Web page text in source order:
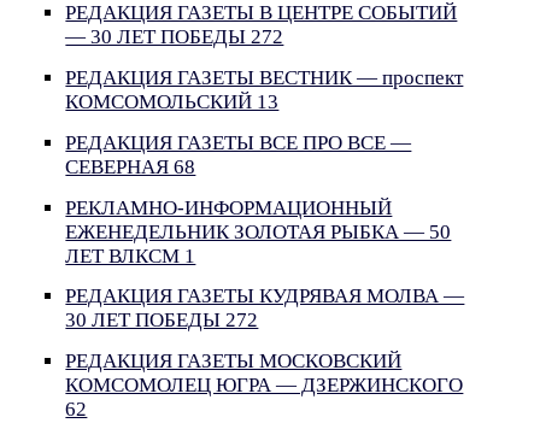
РЕДАКЦИЯ ГАЗЕТЫ В ЦЕНТРЕ СОБЫТИЙ
— 30 ЛЕТ ПОБЕДЫ 272
РЕДАКЦИЯ ГАЗЕТЫ ВЕСТНИК — проспект
КОМСОМОЛЬСКИЙ 13
РЕДАКЦИЯ ГАЗЕТЫ ВСЕ ПРО ВСЕ —
СЕВЕРНАЯ 68
РЕКЛАМНО-ИНФОРМАЦИОННЫЙ
ЕЖЕНЕДЕЛЬНИК ЗОЛОТАЯ РЫБКА — 50
ЛЕТ ВЛКСМ 1
РЕДАКЦИЯ ГАЗЕТЫ КУДРЯВАЯ МОЛВА —
30 ЛЕТ ПОБЕДЫ 272
РЕДАКЦИЯ ГАЗЕТЫ МОСКОВСКИЙ
КОМСОМОЛЕЦ ЮГРА — ДЗЕРЖИНСКОГО
62